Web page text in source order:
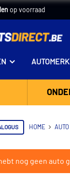
in huis *
op voorraad
HOME
nog geen auto